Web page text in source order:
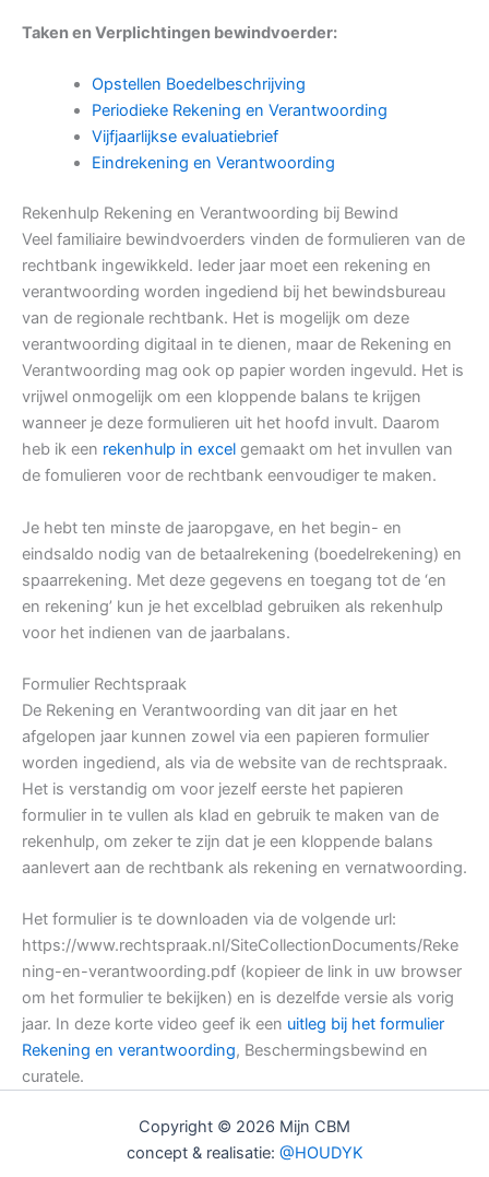
Taken en Verplichtingen bewindvoerder:
Opstellen Boedelbeschrijving
Periodieke Rekening en Verantwoording
Vijfjaarlijkse evaluatiebrief
Eindrekening en Verantwoording
Rekenhulp Rekening en Verantwoording bij Bewind
Veel familiaire bewindvoerders vinden de formulieren van de
rechtbank ingewikkeld. Ieder jaar moet een rekening en
verantwoording worden ingediend bij het bewindsbureau
van de regionale rechtbank. Het is mogelijk om deze
verantwoording digitaal in te dienen, maar de Rekening en
Verantwoording mag ook op papier worden ingevuld. Het is
vrijwel onmogelijk om een kloppende balans te krijgen
wanneer je deze formulieren uit het hoofd invult. Daarom
heb ik een rekenhulp in excel gemaakt om het invullen van
de fomulieren voor de rechtbank eenvoudiger te maken.
Je hebt ten minste de jaaropgave, en het begin- en
eindsaldo nodig van de betaalrekening (boedelrekening) en
spaarrekening. Met deze gegevens en toegang tot de ‘en
en rekening’ kun je het excelblad gebruiken als rekenhulp
voor het indienen van de jaarbalans.
Formulier Rechtspraak
De Rekening en Verantwoording van dit jaar en het
afgelopen jaar kunnen zowel via een papieren formulier
worden ingediend, als via de website van de rechtspraak.
Het is verstandig om voor jezelf eerste het papieren
formulier in te vullen als klad en gebruik te maken van de
rekenhulp, om zeker te zijn dat je een kloppende balans
aanlevert aan de rechtbank als rekening en vernatwoording.
Het formulier is te downloaden via de volgende url:
https://www.rechtspraak.nl/SiteCollectionDocuments/Reke
ning-en-verantwoording.pdf (kopieer de link in uw browser
om het formulier te bekijken) en is dezelfde versie als vorig
jaar. In deze korte video geef ik een uitleg bij het formulier
Rekening en verantwoording, Beschermingsbewind en
curatele.
Copyright © 2026 Mijn CBM
concept & realisatie: @HOUDYK